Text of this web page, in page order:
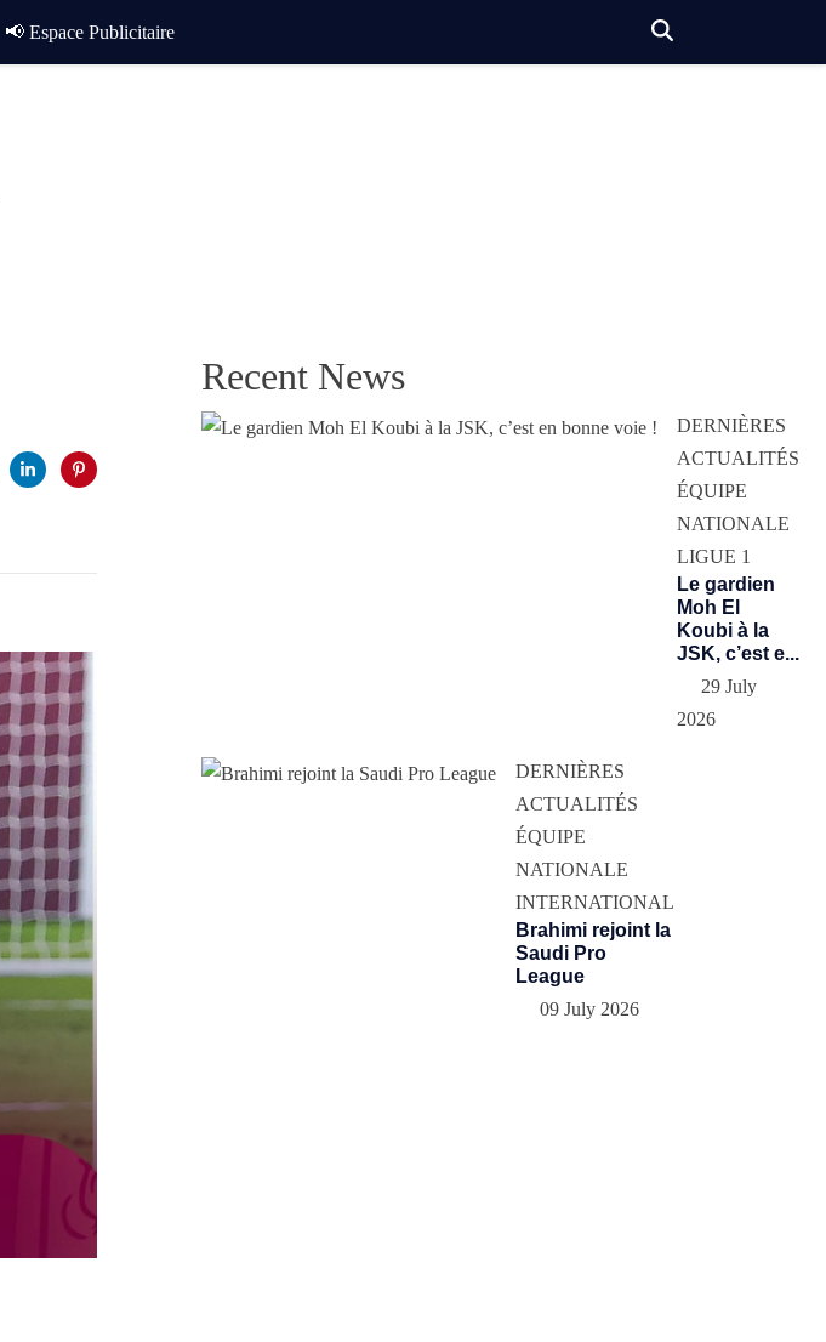
📢 Espace Publicitaire
Recent News
DERNIÈRES
ACTUALITÉS
ÉQUIPE
NATIONALE
LIGUE 1
Le gardien
Moh El
Koubi à la
JSK, c’est e...
29 July
2026
DERNIÈRES
ACTUALITÉS
ÉQUIPE
NATIONALE
INTERNATIONAL
Brahimi rejoint la
Saudi Pro
League
09 July 2026